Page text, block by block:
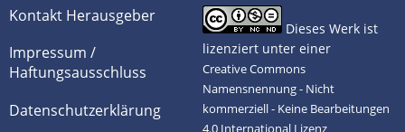
Kontakt Herausgeber
Impressum /
Haftungsausschluss
Datenschutzerklärung
Dieses Werk ist
lizenziert unter einer
Creative Commons
Namensnennung - Nicht
kommerziell - Keine Bearbeitungen
4.0 International Lizenz